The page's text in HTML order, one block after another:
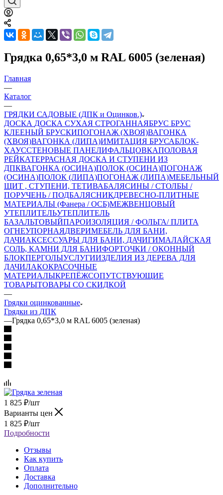
Грядка 0,65*3,0 м RAL 6005 (зеленая)
Главная
—
Каталог
—
ГРЯДКИ САДОВЫЕ (ДПК и Оцинков.)
ДОСКА ДОСКА СУХАЯ СТРОГАННАЯБРУС БРУС
КЛЕЕНЫЙ БРУСКИПОГОНАЖ (ХВОЯ)ВАГОНКА
(ХВОЯ)ВАГОНКА (ЛИПА)ИМИТАЦИЯ БРУСАБЛОК-
ХАУССТЕНОВЫЕ ПАНЕЛИФАЛЬЦОВКАПОЛОВАЯ
РЕЙКАТЕРРАСНАЯ ДОСКА И СТУПЕНИ ИЗ
ДПКВАГОНКА (ОСИНА)ПОЛОК (ОСИНА)ПОГОНАЖ
(ОСИНА)ПОЛОК (ЛИПА)ПОГОНАЖ (ЛИПА)МЕБЕЛЬНЫЙ
ЩИТ , СТУПЕНИ, ТЕТИВАБАЛЯСИНЫ / СТОЛБЫ /
ПОРУЧЕНЬ / ПОДБАЛЯСНИКДРЕВЕСНО-ПЛИТНЫЕ
МАТЕРИАЛЫ (Фанера / ОСБ)МЕЖВЕНЦОВЫЙ
УТЕПЛИТЕЛЬУТЕПЛИТЕЛЬ
БАЗАЛЬТОВЫЙПАРОИЗОЛЯЦИЯ / ФОЛЬГА/ ПЛИТА
ОГНЕУПОРНАЯДВЕРИМЕБЕЛЬ ДЛЯ БАНИ,
ДАЧИАКСЕССУАРЫ ДЛЯ БАНИ, ДАЧИГИМАЛАЙСКАЯ
СОЛЬ, КАМНИ ДЛЯ БАНИФОРТОЧКИ / ОКОННЫЙ
БЛОКПЕРГОЛЫУСЛУГИИЗДЕЛИЯ ИЗ ДЕРЕВА ДЛЯ
ДАЧИЛАКОКРАСОЧНЫЕ
МАТЕРИАЛЫКРЕПЁЖСОПУТСТВУЮЩИЕ
ТОВАРЫТОВАРЫ СО СКИДКОЙ
—
Грядки оцинкованные
Грядки из ДПК
—Грядка 0,65*3,0 м RAL 6005 (зеленая)
1 825 ₽/шт
Варианты цен
1 825 ₽/шт
Подробности
Отзывы
Как купить
Оплата
Доставка
Дополнительно